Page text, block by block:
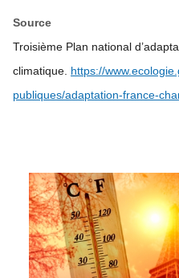
Source
Troisième Plan national
climatique. https://
publiques/adaptation-france-